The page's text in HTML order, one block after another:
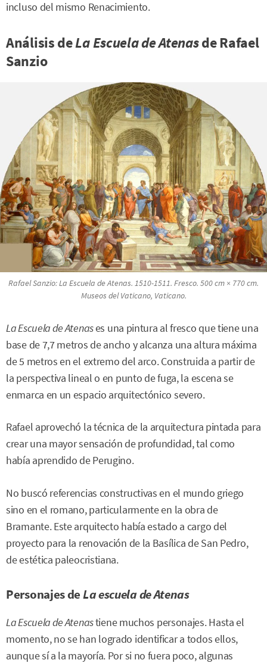
incluso del mismo Renacimiento.
Análisis deLa Escuela de Atenasde Rafael
Sanzio
Rafael Sanzio:La Escuela de Atenas. 1510-1511. Fresco. 500 cm × 770 cm.
Museos del Vaticano, Vaticano.
La Escuela de Atenases una pintura al fresco que tiene una
base de 7,7 metros de ancho y alcanza una altura máxima
de 5 metros en el extremo del arco. Construida a partir de
la perspectiva lineal o en punto de fuga, la escena se
enmarca en un espacio arquitectónico severo.
Rafael aprovechó la técnica de la arquitectura pintada para
crear una mayor sensación de profundidad, tal como
había aprendido de Perugino.
No buscó referencias constructivas en el mundo griego
sino en el romano, particularmente en la obra de
Bramante. Este arquitecto había estado a cargo del
proyecto para la renovación de la Basílica de San Pedro,
de estética paleocristiana.
Personajes deLa escuela de Atenas
La Escuela de Atenastiene muchos personajes. Hasta el
momento, no se han logrado identificar a todos ellos,
aunque sí a la mayoría. Por si no fuera poco, algunas